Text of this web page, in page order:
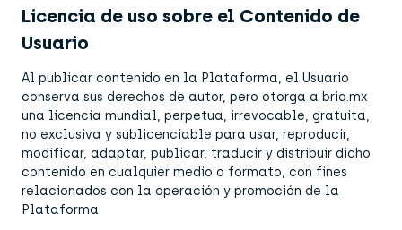
Licencia de uso sobre el Contenido de
Usuario
Al publicar contenido en la Plataforma, el Usuario
conserva sus derechos de autor, pero otorga a briq.mx
una licencia mundial, perpetua, irrevocable, gratuita,
no exclusiva y sublicenciable para usar, reproducir,
modificar, adaptar, publicar, traducir y distribuir dicho
contenido en cualquier medio o formato, con fines
relacionados con la operación y promoción de la
Plataforma.